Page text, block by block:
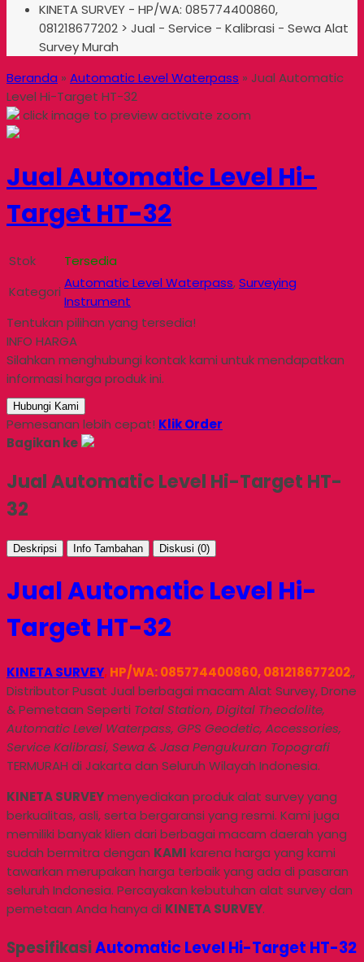
KINETA SURVEY - HP/WA: 085774400860,
081218677202 > Jual - Service - Kalibrasi - Sewa Alat
Survey Murah
Beranda » Automatic Level Waterpass » Jual Automatic
Level Hi-Target HT-32
click image to previewactivate zoom
Jual Automatic Level Hi-
Target HT-32
Stok
Tersedia
Kategori
Automatic Level Waterpass,Surveying
Instrument
Tentukan pilihan yang tersedia!
INFO HARGA
Silahkan menghubungi kontak kami untuk mendapatkan
informasi harga produk ini.
Hubungi Kami
Pemesanan lebih cepat! Klik Order
Bagikan ke
Jual Automatic Level Hi-Target HT-
32
Deskripsi Info Tambahan Diskusi (0)
Jual Automatic Level Hi-
Target HT-32
KINETA SURVEY,HP/WA: 085774400860, 081218677202,,
Distributor Pusat Jual berbagai macam Alat Survey, Drone
& Pemetaan Seperti Total Station, Digital Theodolite,
Automatic Level Waterpass, GPS Geodetic, Accessories,
Service Kalibrasi, Sewa & Jasa Pengukuran Topografi
TERMURAH di Jakarta dan Seluruh Wilayah Indonesia.
KINETA SURVEYmenyediakan produk alat survey yang
berkualitas, asli, serta bergaransi yang resmi. Kami juga
memiliki banyak klien dari berbagai macam daerah yang
sudah bermitra dengan KAMI karena harga yang kami
tawarkan merupakan harga terbaik yang ada di pasaran
seluruh Indonesia. Percayakan kebutuhan alat survey dan
pemetaan Anda hanya di KINETA SURVEY.
SpesifikasiAutomatic Level Hi-Target HT-32